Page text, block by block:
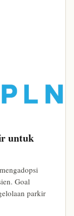
untuk
Goal
parkir